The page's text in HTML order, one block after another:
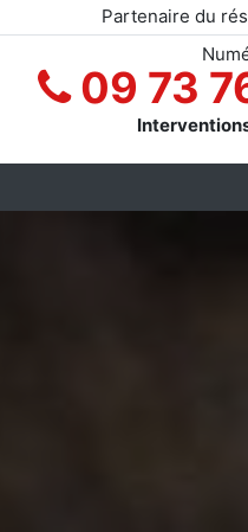
Partenaire du
09 73